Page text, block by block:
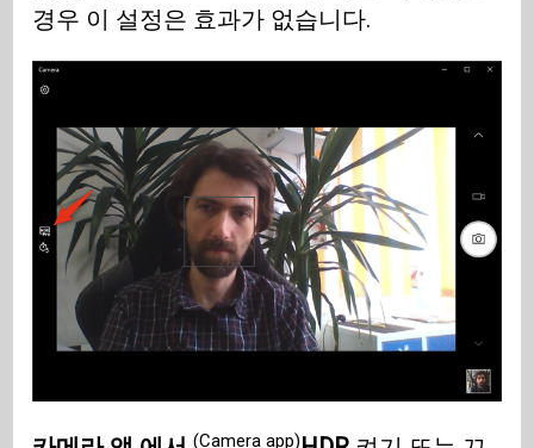
경우 이 설정은 효과가 없습니다.
(Camera app)